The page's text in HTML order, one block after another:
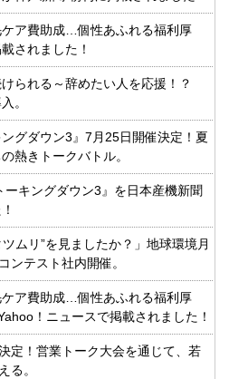
ア費助成…個性あふれる福利厚
されました！
られる～辞めたい人を応援！？
。
グダウン3』7月25日開催決定！夏
熱きトークバトル。
ーキングダウン3』を日本産機新聞
ツムリ”を見ましたか？」地球環境月
ンテスト社内開催。
ア費助成…個性あふれる福利厚
！ニュースで掲載されました！
定！営業トーク大会を通じて、若
る。